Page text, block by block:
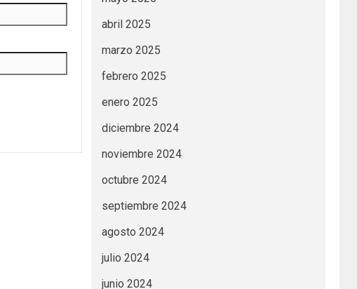
abril 2025
marzo 2025
febrero 2025
enero 2025
diciembre 2024
noviembre 2024
octubre 2024
septiembre 2024
agosto 2024
julio 2024
junio 2024